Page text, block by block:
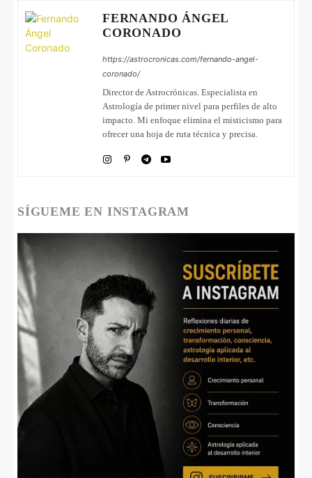
FERNANDO ÁNGEL
CORONADO
https://astrocronicas.com/fernando-angel-
coronado/
Director de Astrocrónicas. Especialista en
Astrología de primer nivel para perfiles de alto
impacto. Mi enfoque elimina el misticismo para
ofrecer una hoja de ruta técnica y precisa.
SÍGUEME EN INSTAGRAM